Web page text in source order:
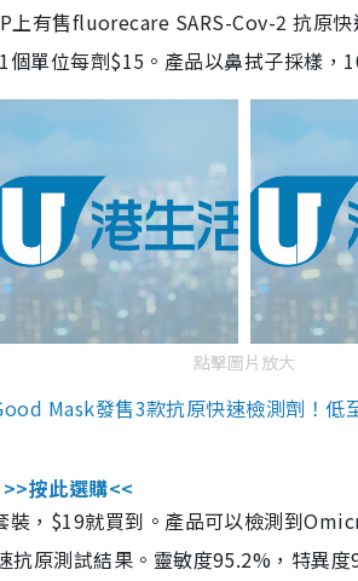
上有售fluorecare SARS-Cov-2 抗原
單位每劑$15。產品以鼻拭子採樣，
點擊圖片放大
Mask發售3款抗原快速檢測劑！
>>按此選購<<
裝，$19就買到。產品可以檢測到
抗原測試結果。靈敏度95.2%，特異度